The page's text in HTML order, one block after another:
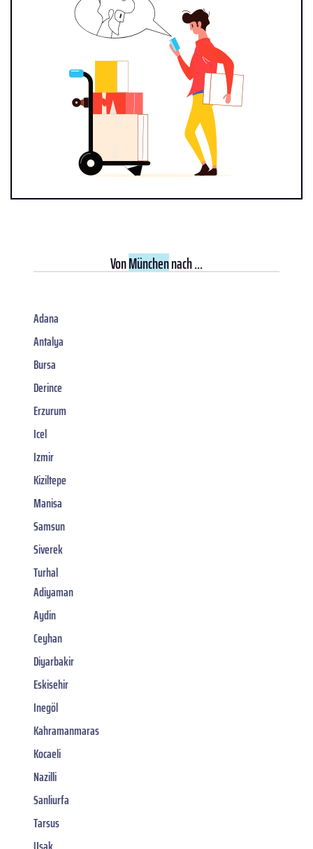
VonMünchennach ...
Adana
Antalya
Bursa
Derince
Erzurum
Icel
Izmir
Kiziltepe
Manisa
Samsun
Siverek
Turhal
Adiyaman
Aydin
Ceyhan
Diyarbakir
Eskisehir
Inegöl
Kahramanmaras
Kocaeli
Nazilli
Sanliurfa
Tarsus